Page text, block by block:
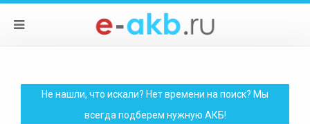
Не нашли, что искали? Нет времени на поиск? Мы
всегда подберем нужную АКБ!